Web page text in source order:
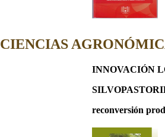
CIENCIAS
INNOVACIÓN
reconversión